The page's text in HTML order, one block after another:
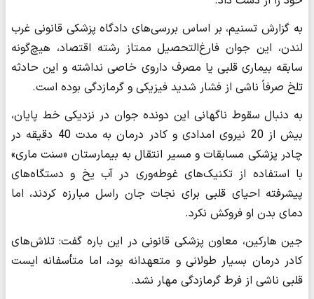
به گزارش تسنیم، بر اساس بررسی‌های دادگاه پزشکی قانونی غرب
لندن، این جوان فارغ‌التحصیل ممتاز رشته اقتصاد، هیچ‌گونه
سابقه بیماری قلبی یا مصرف داروی خاصی نداشته و این حادثه
تلخ صرفاً ناشی از فشار شدید فیزیکی و گرمازدگی بوده است.
به دنبال سقوط ناگهانی این دونده جوان در نزدیکی خط پایان،
بیش از 20 نیروی امدادی و کادر درمان به مدت 40 دقیقه در
چادر پزشکی مسابقات و مسیر انتقال به بیمارستان «سنت ماری»
با استفاده از تکنیک‌های غوطه‌وری در آب یخ و دستگاه‌های
پیشرفته احیای قلبی برای نجات جان راسل مبارزه کردند، اما
دمای بدن او فروکش نکرد.
جین هارکین، معاون پزشکی قانونی در این باره گفت: تلاش‌های
کادر درمان بسیار طولانی و متعهدانه بود، اما متأسفانه ایست
قلبی ناشی از فرط گرمازدگی مهار نشد.